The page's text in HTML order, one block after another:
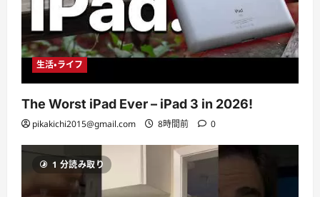
生活・ライフ
The Worst iPad Ever – iPad 3 in 2026!
pikakichi2015@gmail.com 8時間前 0
1 分読み取り